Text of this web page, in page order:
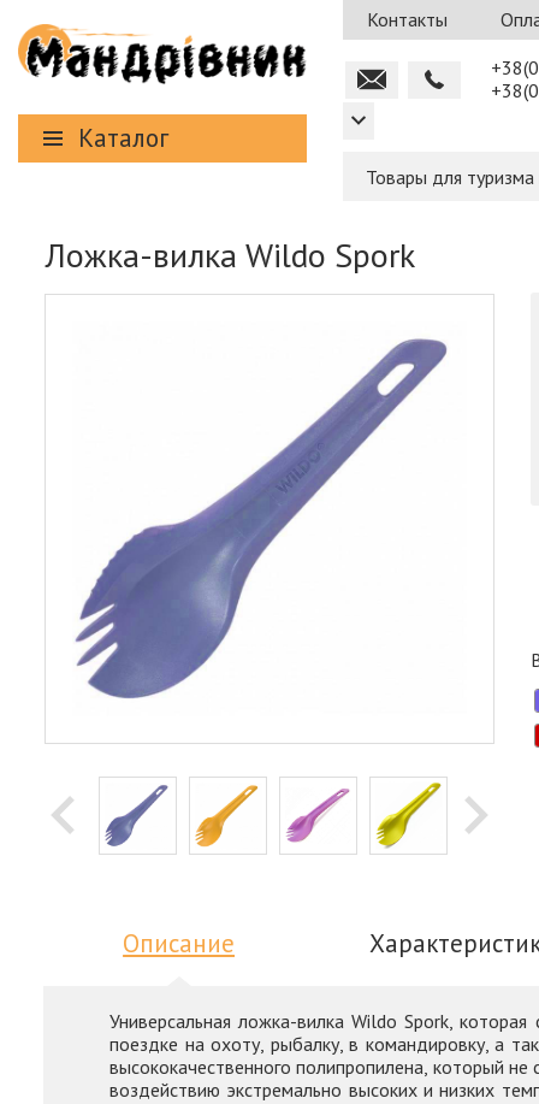
Каталог
Контакты
Товары для
Ложка-вилка Wildo Spork
Описание
Универсальная ложка-вилка Wildo Spork,
поездке на охоту, рыбалку, в командировку, а
высококачественного полипропилена, который
воздействию экстремально высоких и низких